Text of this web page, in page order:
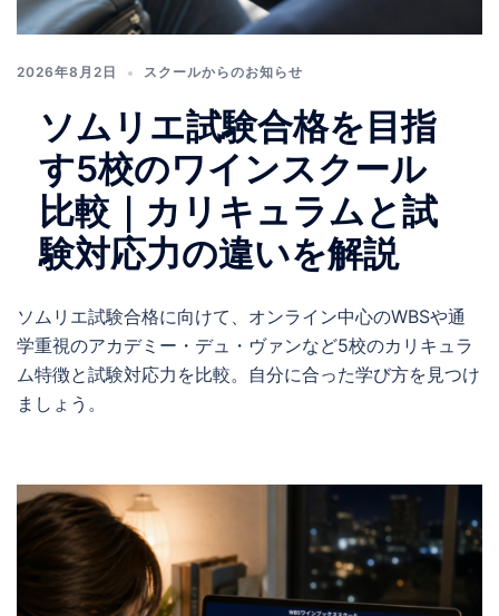
2026年8月2日 スクールからのお知らせ
ソムリエ試験合格を目指
す5校のワインスクール
比較｜カリキュラムと試
験対応力の違いを解説
ソムリエ試験合格に向けて、オンライン中心のWBSや通
学重視のアカデミー・デュ・ヴァンなど5校のカリキュラ
ム特徴と試験対応力を比較。自分に合った学び方を見つけ
ましょう。